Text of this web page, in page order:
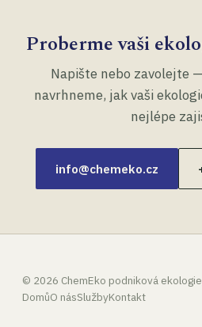
Proberme vaši
Napište nebo zavolejte
navrhneme, jak vaši
nejlépe
info@chemeko.cz
© 2026 ChemEko podniková
DomůO násSlužbyKontakt